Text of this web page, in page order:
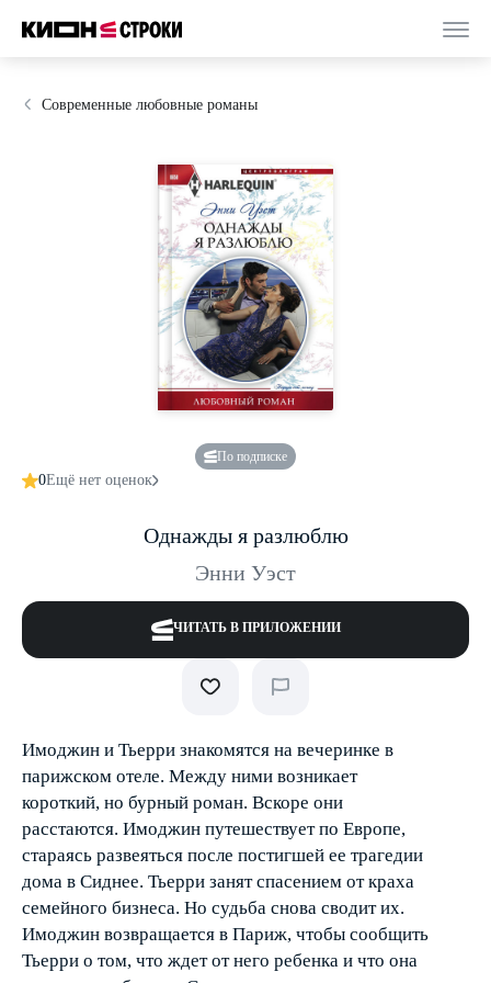
Современные любовные романы
По подписке
0Ещё нет оценок
Однажды я разлюблю
Энни Уэст
ЧИТАТЬ В ПРИЛОЖЕНИИ
Имоджин и Тьерри знакомятся на вечеринке в
парижском отеле. Между ними возникает
короткий, но бурный роман. Вскоре они
расстаются. Имоджин путешествует по Европе,
стараясь развеяться после постигшей ее трагедии
дома в Сиднее. Тьерри занят спасением от краха
семейного бизнеса. Но судьба снова сводит их.
Имоджин возвращается в Париж, чтобы сообщить
Тьерри о том, что ждет от него ребенка и что она